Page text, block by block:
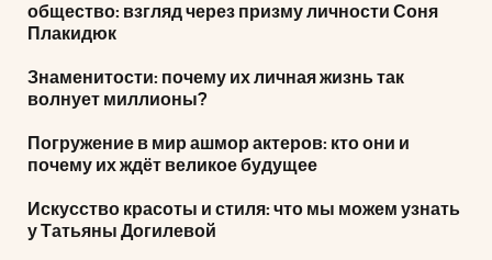
общество: взгляд через призму личности Соня
Плакидюк
Знаменитости: почему их личная жизнь так
волнует миллионы?
Погружение в мир ашмор актеров: кто они и
почему их ждёт великое будущее
Искусство красоты и стиля: что мы можем узнать
у Татьяны Догилевой